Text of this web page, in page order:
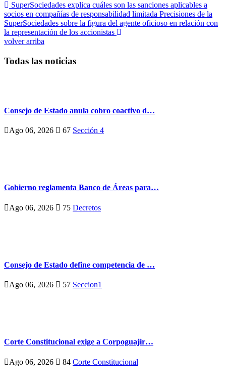
SuperSociedades explica cuáles son las sanciones aplicables a
socios en compañías de responsabilidad limitada Precisiones de la
SuperSociedades sobre la figura del agente oficioso en relación con
la representación de los accionistas
volver arriba
Todas las noticias
Consejo de Estado anula cobro coactivo d…
Ago 06, 2026 67 Sección 4
Gobierno reglamenta Banco de Áreas para…
Ago 06, 2026 75 Decretos
Consejo de Estado define competencia de …
Ago 06, 2026 57 Seccion1
Corte Constitucional exige a Corpoguajir…
Ago 06, 2026 84 Corte Constitucional